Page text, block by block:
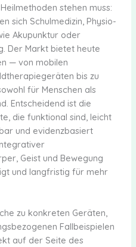
stehen muss:
sich Schulmedizin, Physio-
Akupunktur oder
Der Markt bietet heute
— von mobilen
bis zu
für Menschen als
Entscheidend ist die
die funktional sind, leicht
und evidenzbasiert
Geist und Bewegung
und langfristig für mehr
zu konkreten Geräten,
Fallbeispielen
auf der Seite des